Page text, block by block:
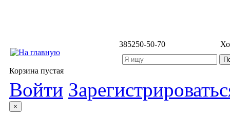
385250-50-70
Корзина пустая
Войти
×